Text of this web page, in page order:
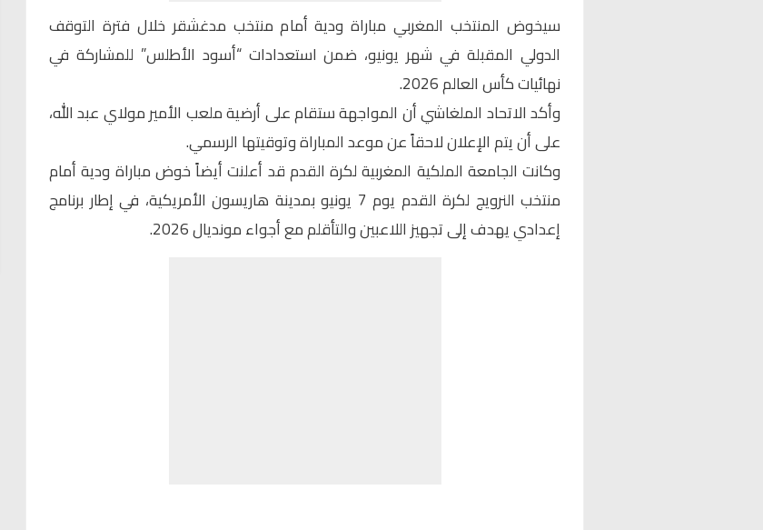
سيخوض المنتخب المغربيمباراة ودية أمام منتخب مدغشقر خلال فترة التوقف
الدولي المقبلة في شهر يونيو، ضمن استعدادات “أسود الأطلس” للمشاركة في
نهائيات كأس العالم 2026.
وأكد الاتحاد الملغاشي أن المواجهة ستقام على أرضية ملعب الأمير مولاي عبد الله،
على أن يتم الإعلان لاحقاً عن موعد المباراة وتوقيتها الرسمي.
وكانت الجامعة الملكية المغربية لكرة القدم قد أعلنت أيضاً خوض مباراة ودية أمام
منتخب النرويج لكرة القدم يوم 7 يونيو بمدينة هاريسون الأمريكية، في إطار برنامج
إعدادي يهدف إلى تجهيز اللاعبين والتأقلم مع أجواء مونديال 2026.